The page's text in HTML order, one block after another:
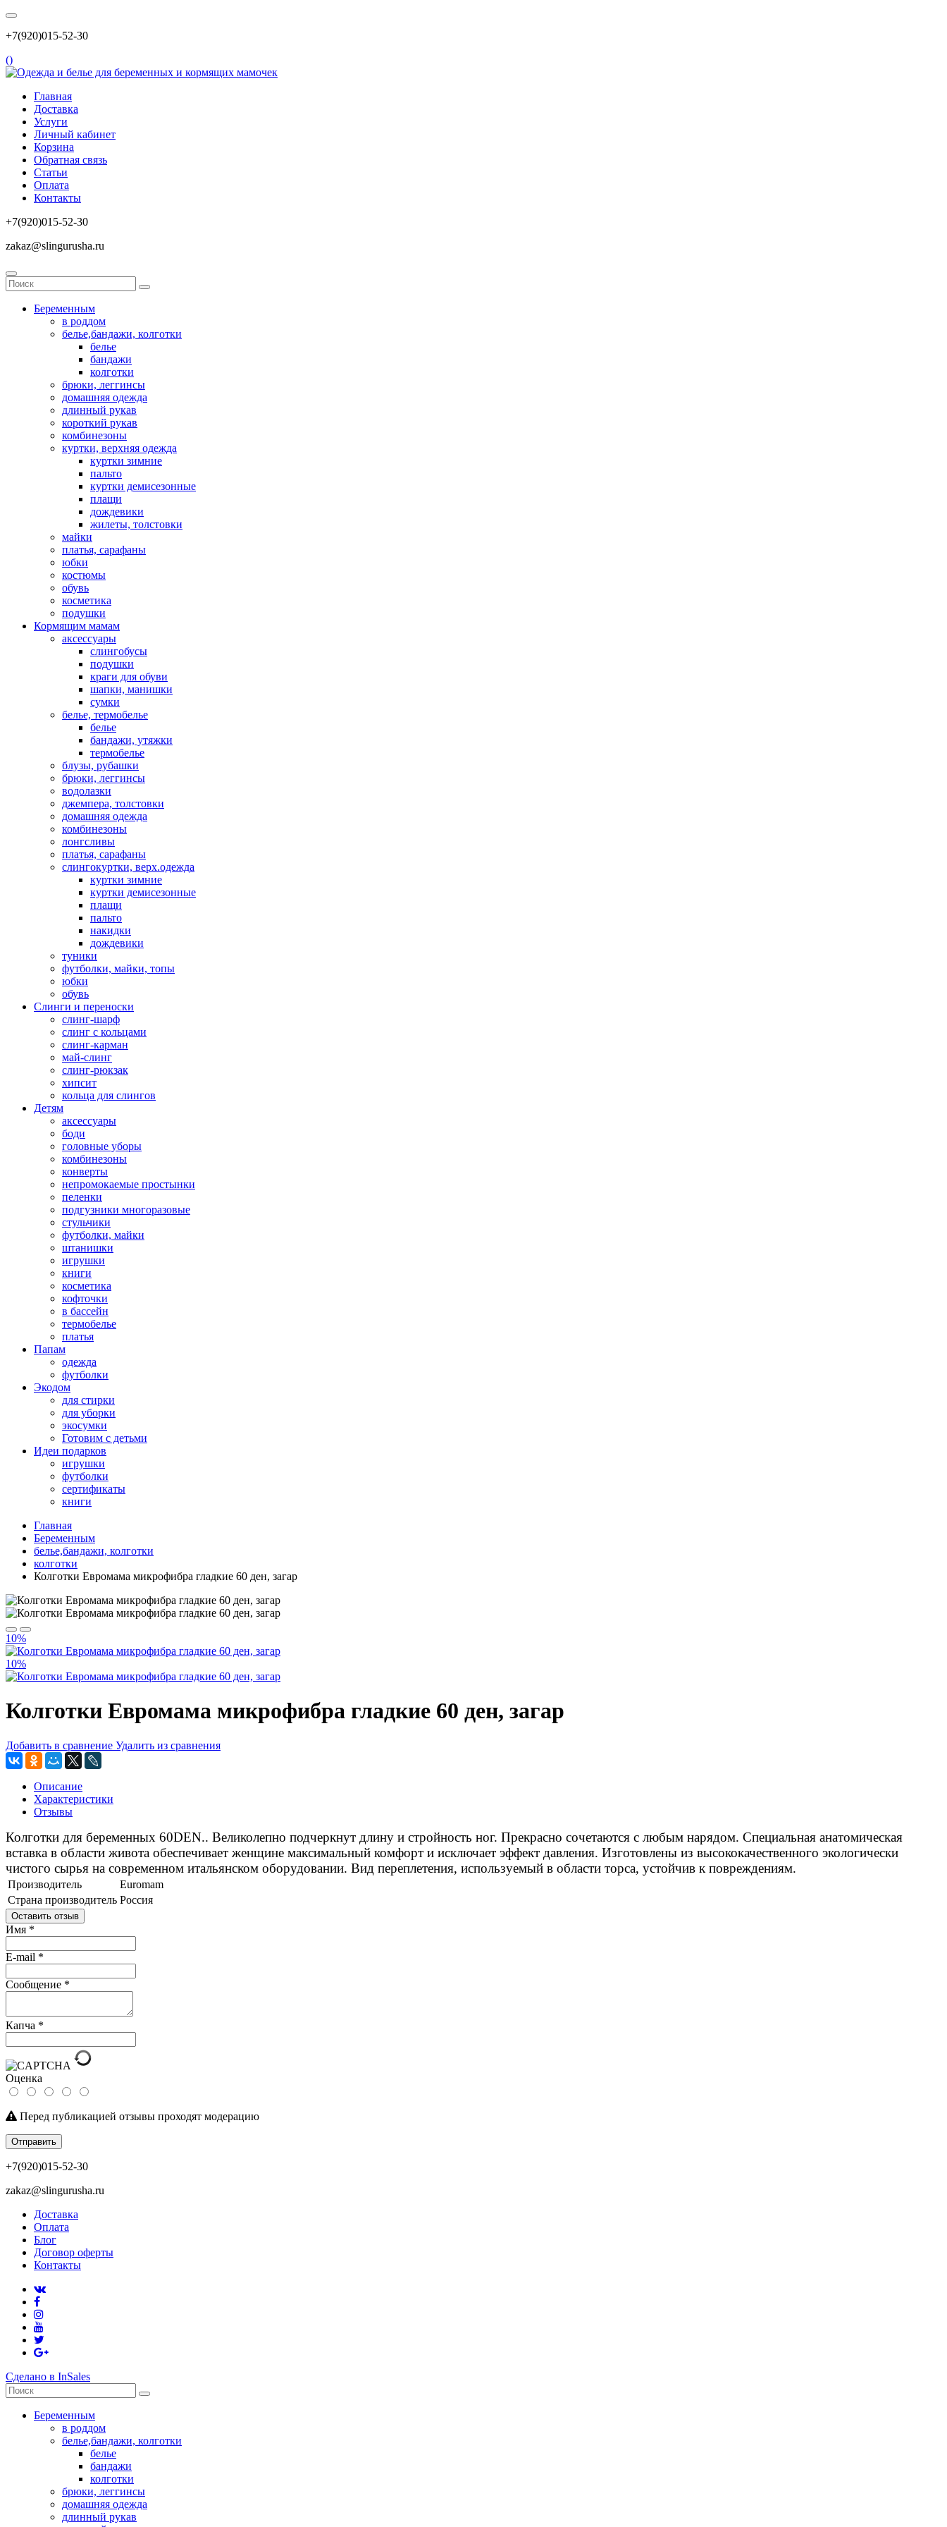
+7(920)015-52-30
()
Главная
Доставка
Услуги
Личный кабинет
Корзина
Обратная связь
Статьи
Оплата
Контакты
+7(920)015-52-30
zakaz@slingurusha.ru
Беременным
в роддом
белье,бандажи, колготки
белье
бандажи
колготки
брюки, леггинсы
домашняя одежда
длинный рукав
короткий рукав
комбинезоны
куртки, верхняя одежда
куртки зимние
пальто
куртки демисезонные
плащи
дождевики
жилеты, толстовки
майки
платья, сарафаны
юбки
костюмы
обувь
косметика
подушки
Кормящим мамам
аксессуары
слингобусы
подушки
краги для обуви
шапки, манишки
сумки
белье, термобелье
белье
бандажи, утяжки
термобелье
блузы, рубашки
брюки, леггинсы
водолазки
джемпера, толстовки
домашняя одежда
комбинезоны
лонгсливы
платья, сарафаны
слингокуртки, верх.одежда
куртки зимние
куртки демисезонные
плащи
пальто
накидки
дождевики
туники
футболки, майки, топы
юбки
обувь
Слинги и переноски
слинг-шарф
слинг с кольцами
слинг-карман
май-слинг
слинг-рюкзак
хипсит
кольца для слингов
Детям
аксессуары
боди
головные уборы
комбинезоны
конверты
непромокаемые простынки
пеленки
подгузники многоразовые
стульчики
футболки, майки
штанишки
игрушки
книги
косметика
кофточки
в бассейн
термобелье
платья
Папам
одежда
футболки
Экодом
для стирки
для уборки
экосумки
Готовим с детьми
Идеи подарков
игрушки
футболки
сертификаты
книги
Главная
Беременным
белье,бандажи, колготки
колготки
Колготки Евромама микрофибра гладкие 60 ден, загар
10%
10%
Колготки Евромама микрофибра гладкие 60 ден, загар
Добавить в сравнение Удалить из сравнения
Описание
Характеристики
Отзывы
Колготки для беременных 60DEN.. Великолепно подчеркнут длину и стройность ног. Прекрасно сочетаются с любым нарядом. Специальная анатомическая
вставка в области живота обеспечивает женщине максимальный комфорт и исключает эффект давления. Изготовлены из высококачественного экологически
чистого сырья на современном итальянском оборудовании. Вид переплетения, используемый в области торса, устойчив к повреждениям.
Производитель
Euromam
Страна производитель Россия
Оставить отзыв
Имя *
E-mail *
Сообщение *
Капча *
Оценка
Перед публикацией отзывы проходят модерацию
Отправить
+7(920)015-52-30
zakaz@slingurusha.ru
Доставка
Оплата
Блог
Договор оферты
Контакты
Сделано в InSales
Беременным
в роддом
белье,бандажи, колготки
белье
бандажи
колготки
брюки, леггинсы
домашняя одежда
длинный рукав